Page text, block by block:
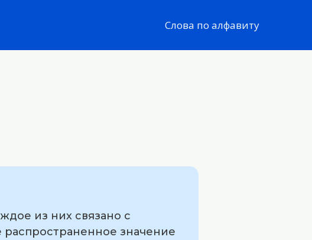
Слова по алфавиту
из них связано с
распространенное значение